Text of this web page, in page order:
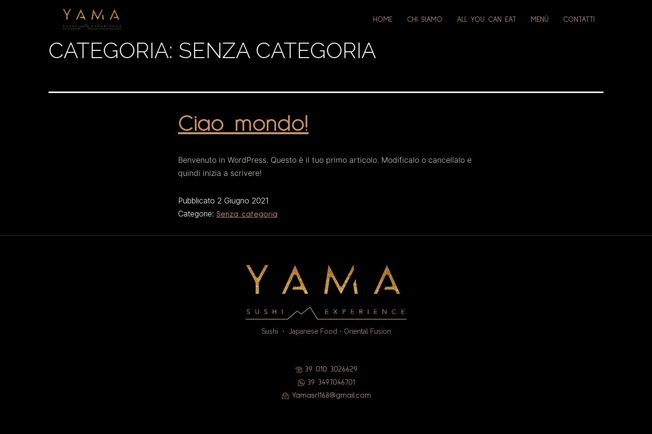
HOME CHI SIAMO ALL YOU CAN EAT MENÙ CONTATTI
CATEGORIA: SENZA CATEGORIA
Ciao mondo!
Benvenuto in WordPress. Questo è il tuo primo articolo. Modificalo o cancellalo e
quindi inizia a scrivere!
Pubblicato 2 Giugno 2021
Categorie: Senza categoria
Sushi ・ Japanese Food・Oriental Fusion
39 010 3026629
39 3497046701
Yamasrl168@gmail.com